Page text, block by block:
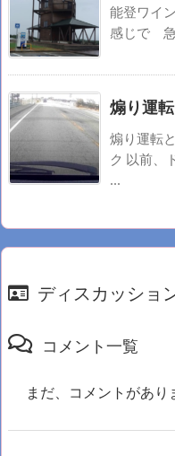
能登ワイ
感じで 急
煽り運
煽り運転
ク 以前、
...
ディスカッショ
コメント一覧
まだ、コメントがあり